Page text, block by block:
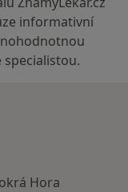
informativní
Hora